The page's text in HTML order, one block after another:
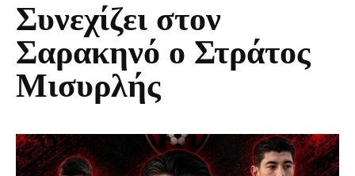
Συνεχίζει στον
Σαρακηνό ο Στράτος
Μισυρλής